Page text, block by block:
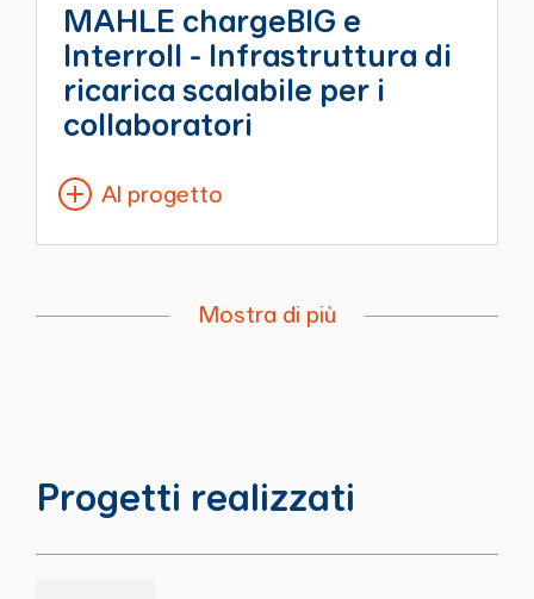
MAHLE chargeBIG e
Interroll - Infrastruttura di
ricarica scalabile per i
collaboratori
Al progetto
Mostra di più
Progetti realizzati